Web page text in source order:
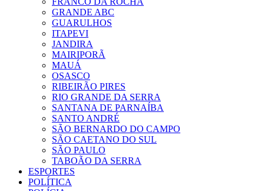
GRANDE ABC
GUARULHOS
ITAPEVI
JANDIRA
MAIRIPORÃ
MAUÁ
OSASCO
RIBEIRÃO PIRES
RIO GRANDE DA SERRA
SANTANA DE PARNAÍBA
SANTO ANDRÉ
SÃO BERNARDO DO CAMPO
SÃO CAETANO DO SUL
SÃO PAULO
TABOÃO DA SERRA
ESPORTES
POLÍTICA